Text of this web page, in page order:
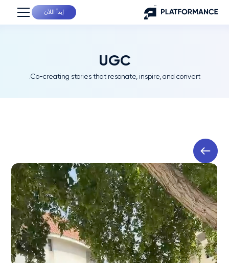
إبدأ اللآن
UGC
Co-creating stories that resonate, inspire, and convert.